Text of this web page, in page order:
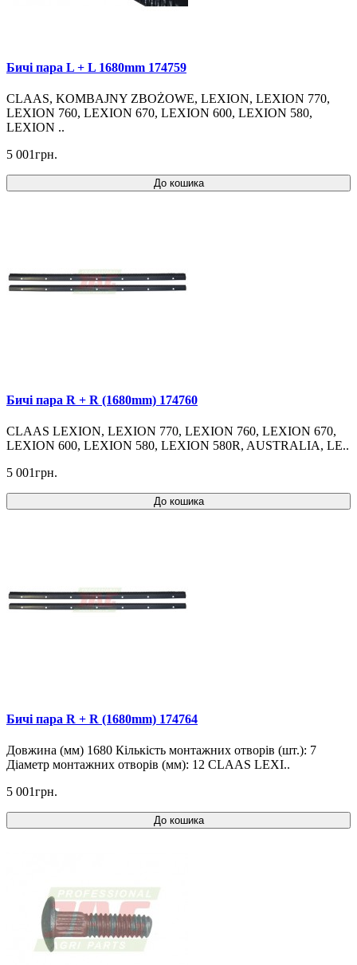
Бичі пара L + L 1680mm 174759
CLAAS, KOMBAJNY ZBOŻOWE, LEXION, LEXION 770,
LEXION 760, LEXION 670, LEXION 600, LEXION 580,
LEXION ..
5 001грн.
До кошика
Бичі пара R + R (1680mm) 174760
CLAAS LEXION, LEXION 770, LEXION 760, LEXION 670,
LEXION 600, LEXION 580, LEXION 580R, AUSTRALIA, LE..
5 001грн.
До кошика
Бичі пара R + R (1680mm) 174764
Довжина (мм) 1680 Кількість монтажних отворів (шт.): 7
Діаметр монтажних отворів (мм): 12 CLAAS LEXI..
5 001грн.
До кошика